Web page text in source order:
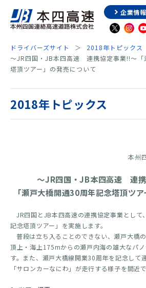
企業情報
ドライバーズサイト
2018年トピックス
～JR四国・JB本四高速 連携協定事業!!～「
塔頂ツアー」の発売について
2018年トピックス
本州
～JR四国・JB本四高速 連
「瀬戸大橋開通30周年記念塔頂ツ
JR四国とJB本四高速の連携協定事業として
記念塔頂ツアー」を実施します。
普段は立ち入ることのできない、瀬戸大橋
頂上・海上175mからの瀬戸内海の雄大なパ
す。また、瀬戸大橋線開業30周年を記念して
「サロンカーなにわ」が走行する様子を間近